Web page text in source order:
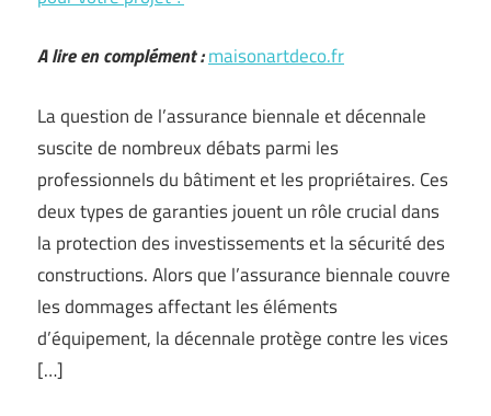
A lire en complément :maisonartdeco.fr
La question de l’assurance biennale et décennale
suscite de nombreux débats parmi les
professionnels du bâtiment et les propriétaires. Ces
deux types de garanties jouent un rôle crucial dans
la protection des investissements et la sécurité des
constructions. Alors que l’assurance biennale couvre
les dommages affectant les éléments
d’équipement, la décennale protège contre les vices
[…]